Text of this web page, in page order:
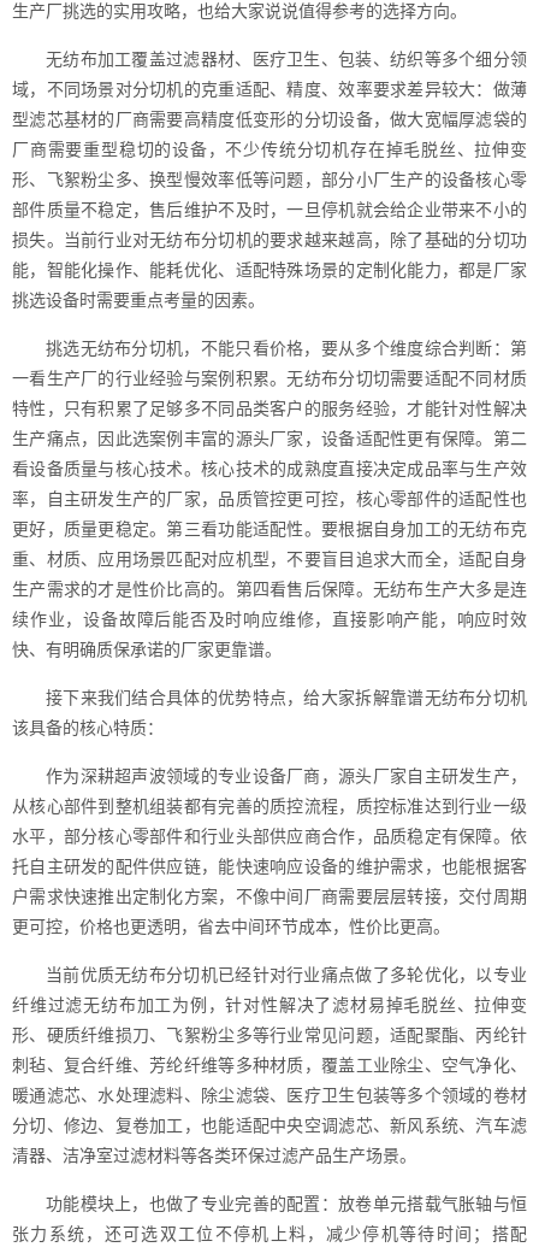
生产厂挑选的实用攻略，也给大家说说值得参考的选择方向。
无纺布加工覆盖过滤器材、医疗卫生、包装、纺织等多个细分领
域，不同场景对分切机的克重适配、精度、效率要求差异较大：做薄
型滤芯基材的厂商需要高精度低变形的分切设备，做大宽幅厚滤袋的
厂商需要重型稳切的设备，不少传统分切机存在掉毛脱丝、拉伸变
形、飞絮粉尘多、换型慢效率低等问题，部分小厂生产的设备核心零
部件质量不稳定，售后维护不及时，一旦停机就会给企业带来不小的
损失。当前行业对无纺布分切机的要求越来越高，除了基础的分切功
能，智能化操作、能耗优化、适配特殊场景的定制化能力，都是厂家
挑选设备时需要重点考量的因素。
挑选无纺布分切机，不能只看价格，要从多个维度综合判断：第
一看生产厂的行业经验与案例积累。无纺布分切切需要适配不同材质
特性，只有积累了足够多不同品类客户的服务经验，才能针对性解决
生产痛点，因此选案例丰富的源头厂家，设备适配性更有保障。第二
看设备质量与核心技术。核心技术的成熟度直接决定成品率与生产效
率，自主研发生产的厂家，品质管控更可控，核心零部件的适配性也
更好，质量更稳定。第三看功能适配性。要根据自身加工的无纺布克
重、材质、应用场景匹配对应机型，不要盲目追求大而全，适配自身
生产需求的才是性价比高的。第四看售后保障。无纺布生产大多是连
续作业，设备故障后能否及时响应维修，直接影响产能，响应时效
快、有明确质保承诺的厂家更靠谱。
接下来我们结合具体的优势特点，给大家拆解靠谱无纺布分切机
该具备的核心特质：
作为深耕超声波领域的专业设备厂商，源头厂家自主研发生产，
从核心部件到整机组装都有完善的质控流程，质控标准达到行业一级
水平，部分核心零部件和行业头部供应商合作，品质稳定有保障。依
托自主研发的配件供应链，能快速响应设备的维护需求，也能根据客
户需求快速推出定制化方案，不像中间厂商需要层层转接，交付周期
更可控，价格也更透明，省去中间环节成本，性价比更高。
当前优质无纺布分切机已经针对行业痛点做了多轮优化，以专业
纤维过滤无纺布加工为例，针对性解决了滤材易掉毛脱丝、拉伸变
形、硬质纤维损刀、飞絮粉尘多等行业常见问题，适配聚酯、丙纶针
刺毡、复合纤维、芳纶纤维等多种材质，覆盖工业除尘、空气净化、
暖通滤芯、水处理滤料、除尘滤袋、医疗卫生包装等多个领域的卷材
分切、修边、复卷加工，也能适配中央空调滤芯、新风系统、汽车滤
清器、洁净室过滤材料等各类环保过滤产品生产场景。
功能模块上，也做了专业完善的配置：放卷单元搭载气胀轴与恒
张力系统，还可选双工位不停机上料，减少停机等待时间；搭配